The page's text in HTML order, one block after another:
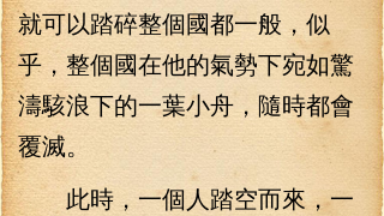
就可以踏碎整個國都一般，似
乎，整個國在他的氣勢下宛如驚
濤駭浪下的一葉小舟，隨時都會
覆滅。
此時，一個人踏空而來，一